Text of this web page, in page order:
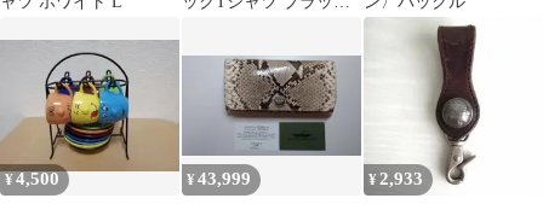
¥4,500 ¥43,999 ¥2,933